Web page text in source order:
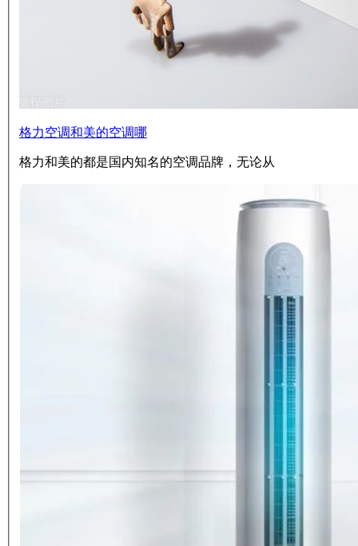
格力空调和美的空调哪
格力和美的都是国内知名的空调品牌，无论从